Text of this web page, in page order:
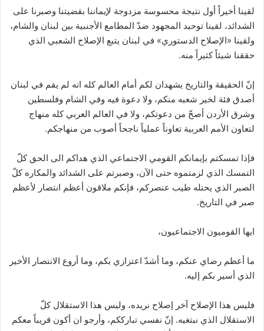
لقينا أخيراً أول نتيجة محسوسة مزدوجة لإيماننا بقضيتنا وصبرنا على
الشدائد، لقينا توحيد المجهود ضدّ المطامع الأجنبية بين لبنان والشام،
ولقينا «الإصلاح الدستوري» في لبنان يتبع الإصلاح الشعبي الذي
حققنا شيئاً كثيراً منه.
إنّ الحقيقة والتاريخ يشهدان لكم أمام العالم كله انه لم يقم في لبنان
أصدق فئة لخير شعبه منكم، ولا دعوة فيه وفي الشام وفلسطين
وشرق الأردن أصحّ من دعوتكم، ولا في العالم العربي كله منهاج
لتعاون الأمم العربية تعاوناً عملياً ناجحاً أصوب من منهاجكم.
فإذا تمسكتم بإيمانكم القومي الاجتماعي الذي هداكم الى الحق كلّ
التمسك الذي لزمتموه حتى الآن، وصبرتم على الشدائد والمكاره كلّ
الصبر الذي يحتله طيب عنصركم، فإنكم ملاقون أعظم انتصار لأعظم
صبر في التاريخ.
ايها القوميون الاجتماعيون،
ما أعظم رضاي عنكم، وما أشدّ اعتزازي بكم، وما أروع الانتصار الأخير
الذي أسير بكم إليه.
فليس هذا الإصلاح آخر إصلاح نريده، وليس هذا الاستقلال كلّ
الاستقلال الذي نبتغيه. إنّ نفسي تبارككم، وأرجو ان أكون قريباً معكم